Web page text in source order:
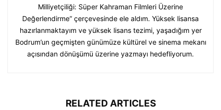
Milliyetçiliği: Süper Kahraman Filmleri Üzerine
Değerlendirme” çerçevesinde ele aldım. Yüksek lisansa
hazırlanmaktayım ve yüksek lisans tezimi, yaşadığım yer
Bodrum’un geçmişten günümüze kültürel ve sinema mekanı
açısından dönüşümü üzerine yazmayı hedefliyorum.
RELATED ARTICLES